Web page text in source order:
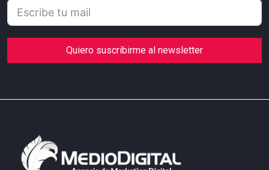
Quiero suscribirme al newsletter